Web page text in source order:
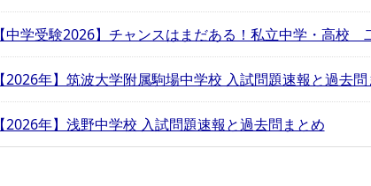
【中学受験2026】チャンスはまだある！私立中学・高校
【2026年】筑波大学附属駒場中学校 入試問題速報と過去
【2026年】浅野中学校 入試問題速報と過去問まとめ